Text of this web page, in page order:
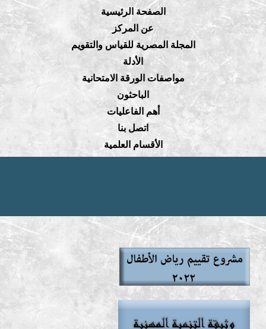
الصفحة الرئيسية
عن المركز
المجلة المصرية للقياس والتقويم
الأدلة
مواصفات الورقة الامتحانية
الباحثون
أهم الفاعليات
اتصل بنا
الأقسام العلمية